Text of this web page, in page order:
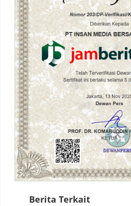
Berita Terkait